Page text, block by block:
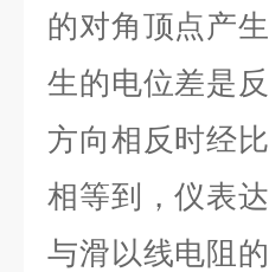
的对角顶点产
生的电位差是
方向相反时经
相等到，仪表
与滑以线电阻